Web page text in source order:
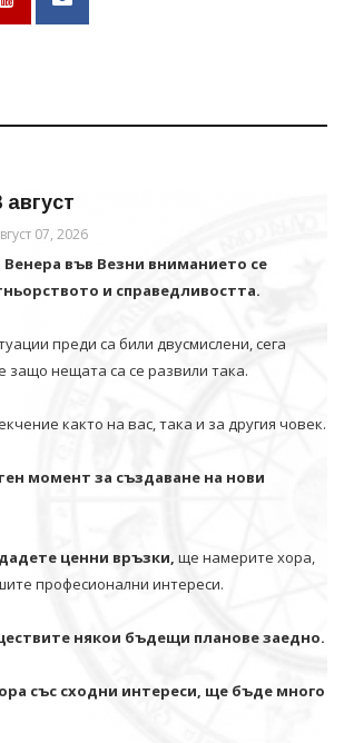
07, 2026
Венера във Везни вниманието се
и справедливостта.
преди са били двусмислени, сега
защо нещата са се развили така.
както на вас, така и за другия човек.
момент за създаване на нови
ценни връзки, ще намерите хора,
професионални интереси.
някои бъдещи планове заедно.
със сходни интереси, ще бъде много